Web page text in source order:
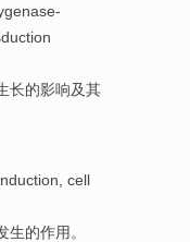
长的影响及其
cell
生的作用。